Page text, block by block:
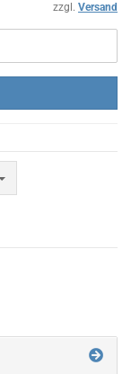
zzgl. Versand